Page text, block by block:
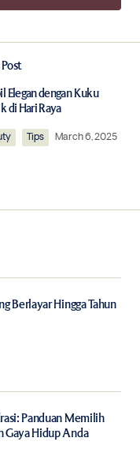
in this browser for
Elegan dengan Kuku
di Hari Raya
Tips March 6, 2025
Berlayar Hingga Tahun
Panduan Memilih
Gaya Hidup Anda